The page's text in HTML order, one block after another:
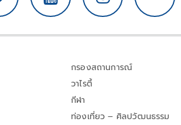
กรองสถานการณ์
วาไรตี้
กีฬา
ท่องเที่ยว – ศิลปวัฒนธรรม